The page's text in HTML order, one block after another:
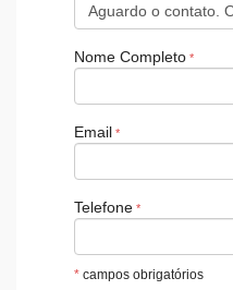
Nome Completo
Email
Telefone
* campos obrigatórios